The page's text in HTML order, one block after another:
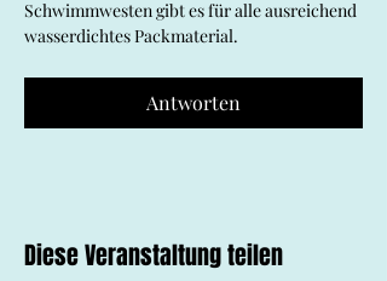
Schwimmwesten gibt es für alle ausreichend
wasserdichtes Packmaterial.
Antworten
Diese Veranstaltung teilen